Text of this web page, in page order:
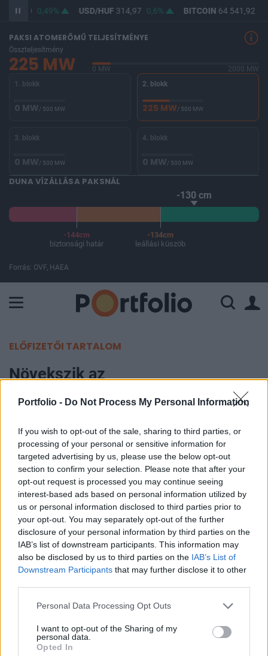
Portfolio - Do Not Process My Personal Information
If you wish to opt-out of the sale, sharing to third parties, or
processing of your personal or sensitive information for
targeted advertising by us, please use the below opt-out
section to confirm your selection. Please note that after your
opt-out request is processed you may continue seeing
interest-based ads based on personal information utilized by
us or personal information disclosed to third parties prior to
your opt-out. You may separately opt-out of the further
disclosure of your personal information by third parties on the
IAB’s list of downstream participants. This information may
also be disclosed by us to third parties on the IAB’s List of
Downstream Participants that may further disclose it to other
Personal Data Processing Opt Outs
I want to opt-out of the Sharing of my
personal data.
Opted In
363,50 0,49% USD/HUF314,97 0,6% BITCOIN64 541,92
PAKSI ATOMERŐMŰ TELJESÍTMÉNYE
Összteljesítmény
225 MW 0 MW
2000 MW
1. blokk
0 MW/ 500 MW
2. blokk
225 MW/ 500 MW
3. blokk
0 MW/ 500 MW
4. blokk
0 MW/ 500 MW
DUNA VÍZÁLLÁSA PAKSNÁL
-130 cm
-144cm
biztonsági határ
-134cm
leállási küszöb
Forrás: OVF, HAEA
ELŐFIZETŐI TARTALOM
Növekszik az
ingatlanfinanszírozás
2011. augusztus 10. 10:48
Beindulni látszik a hitelezés az
ingatlanszektorban, legalábbis erre lehet
következtetni az egyik legnagyobb német
ingatlanfinanszírozó bank az Aareal által kiadott
közleményből, melyben 10%-os növekedésről
számoltak be a hitelezésben, írja a PropertyEu.
A német Aareal banknak év/év alapon 10%-os hitelezési
növekedés mellett 3,2 milliárd euróra nőtt a kihelyezett
hitelállománya 2011 első fél évében. A legnagyobb
negyedévében regisztrálták, annak ellenére, hogy
növekedett a válság és a vele járó negatív piaci hangulat